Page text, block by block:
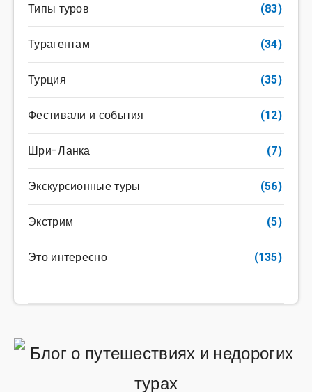
Типы туров (83)
Турагентам (34)
Турция (35)
Фестивали и события (12)
Шри-Ланка (7)
Экскурсионные туры (56)
Экстрим (5)
Это интересно (135)